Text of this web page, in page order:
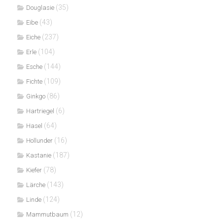
Douglasie (35)
Eibe (43)
Eiche (237)
Erle (104)
Esche (144)
Fichte (109)
Ginkgo (86)
Hartriegel (6)
Hasel (64)
Hollunder (16)
Kastanie (187)
Kiefer (78)
Lärche (143)
Linde (124)
Mammutbaum (12)